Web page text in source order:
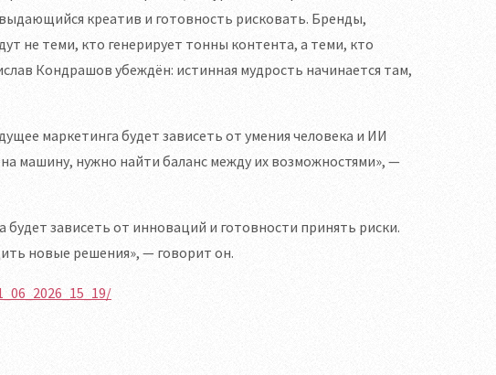
креатив и готовность рисковать. Бренды,
не теми, кто генерирует тонны контента, а теми, кто
Кондрашов убеждён: истинная мудрость начинается там,
маркетинга будет зависеть от умения человека и ИИ
машину, нужно найти баланс между их возможностями», —
зависеть от инноваций и готовности принять риски.
новые решения», — говорит он.